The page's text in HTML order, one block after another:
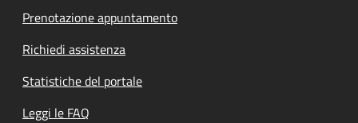
Prenotazione appuntamento
Richiedi assistenza
Statistiche del portale
Leggi le FAQ